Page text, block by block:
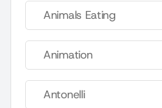
Animals Eating
Animation
Antonelli